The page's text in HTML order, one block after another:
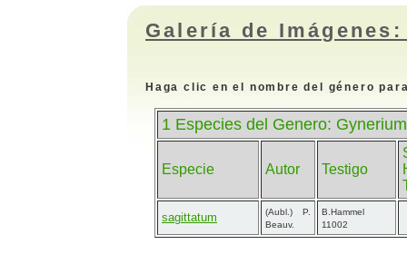
Galería de
Haga clic en el nombre del género
1 Especies del Genero:
Especie Autor Testigo
sagittatum
(Aubl.) P.
Beauv.
B.Hammel
11002